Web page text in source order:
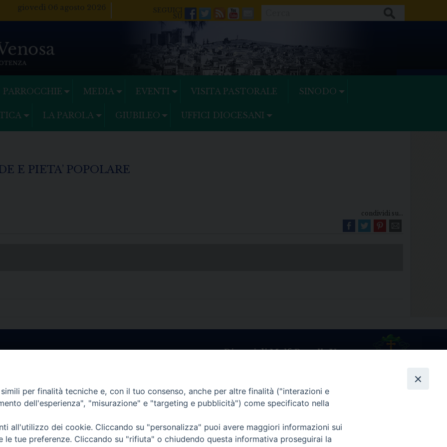
giovedì 06 agosto 2026
Facebook
Twitter
FeedsYoutube
Mail
PARROCCHIE MEDIA EVENTI VISITA PASTORALE SINODO
LA PAROLA GIUBILEO UFFICI DIOCESANI
E PIETA’ POPOLARE
condividi su...
Diocesi di Melfi Rapolla Venosa
per finalità tecniche e, con il tuo consenso, anche per altre finalità ("interazioni e
dell'esperienza", "misurazione" e "targeting e pubblicità") come specificato nella
all'utilizzo dei cookie. Cliccando su "personalizza" puoi avere maggiori informazioni sui
le tue preferenze. Cliccando su "rifiuta" o chiudendo questa informativa proseguirai la